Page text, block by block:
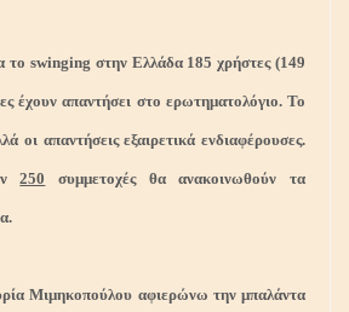
το swinging στην Ελλάδα 185 χρήστες (149
έχουν απαντήσει στο ερωτηματολόγιο. Το
οι απαντήσεις εξαιρετικά ενδιαφέρουσες.
250 συμμετοχές θα ανακοινωθούν τα
Μιμηκοπούλου αφιερώνω την μπαλάντα